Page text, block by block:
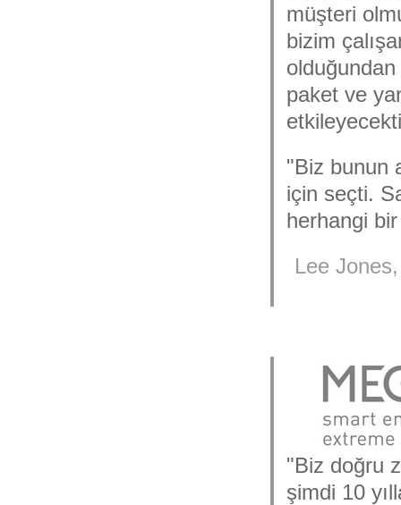
müşteri
bizim
paket ve
"Biz bunun
için seçti.
herhangi
Lee
"Biz doğru
şimdi 10